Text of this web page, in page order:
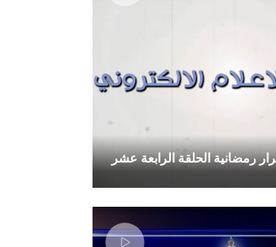
رمضانية الحلقة الرابعة عشر